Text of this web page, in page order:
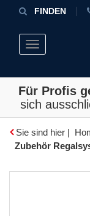
FINDEN
Toggle navigation
Für Profis
sich
Sie sind hier |
Zubehör